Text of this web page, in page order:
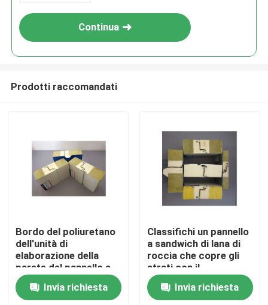
Casa
Continua
Prodotti raccomandati
Bordo del poliuretano
dell'unità di
elaborazione della
parete del pannello a
sandwich di lana di
roccia dell'isolamento
Invia richiesta
Classifichi un pannello
a sandwich di lana di
roccia che copre gli
strati con il
sigillamento del
poliuretano a prova di
Invia richiesta